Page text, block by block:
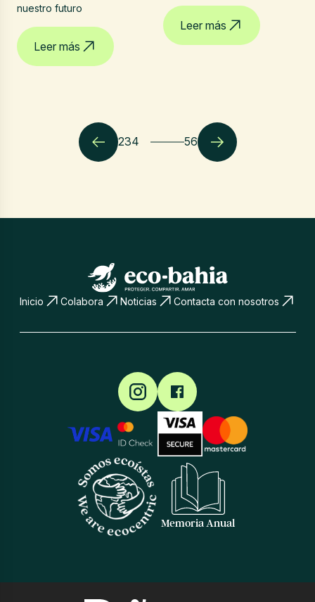
nuestro futuro
Leer más
Leer más
234 56
Inicio Colabora Noticias Contacta con nosotros
Memoria Anual